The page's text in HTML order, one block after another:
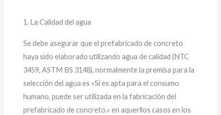
1. La Calidad del agua
Se debe asegurar que el prefabricado de concreto
haya sido elaborado utilizando agua de calidad (NTC
3459, ASTM BS 3148), normalmente la premisa para la
selección del agua es «Si es apta para el consumo
humano, puede ser utilizada en la fabricación del
prefabricado de concreto.» en aquerllos casos en los